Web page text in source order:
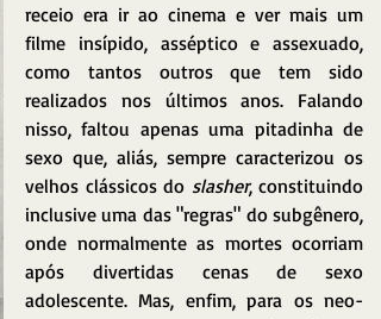
receio era ir ao cinema e ver mais um
filme insípido, asséptico e assexuado,
como tantos outros que tem sido
realizados nos últimos anos. Falando
nisso, faltou apenas uma pitadinha de
sexo que, aliás, sempre caracterizou os
velhos clássicos do slasher, constituindo
inclusive uma das "regras" do subgênero,
onde normalmente as mortes ocorriam
após divertidas cenas de sexo
adolescente. Mas, enfim, para os neo-